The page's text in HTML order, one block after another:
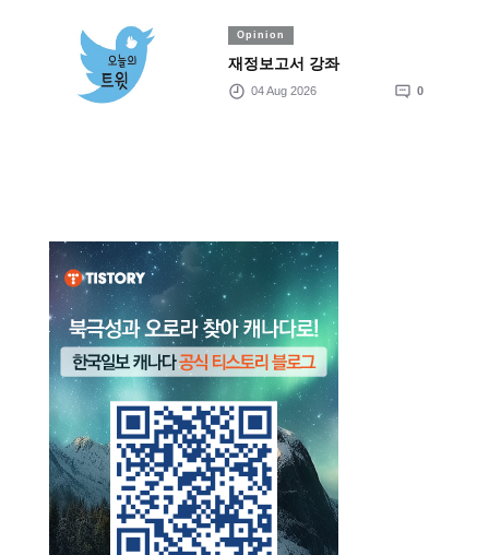
Opinion
재정보고서 강좌
04 Aug 2026 0